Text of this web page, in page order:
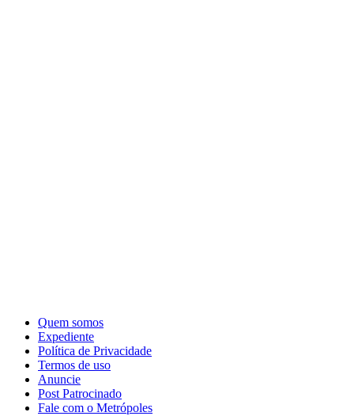
Quem somos
Expediente
Política de Privacidade
Termos de uso
Anuncie
Post Patrocinado
Fale com o Metrópoles